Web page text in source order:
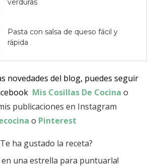
verduras
Pasta con salsa de queso fácil y
rápida
novedades del blog, puedes seguir
Mis Cosillas De Cocina o
publicaciones en Instagram
o Pinterest
ha gustado la receta?
en una estrella para puntuarla!